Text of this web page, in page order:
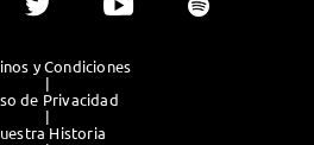
y Condiciones
|
de Privacidad
|
Historia